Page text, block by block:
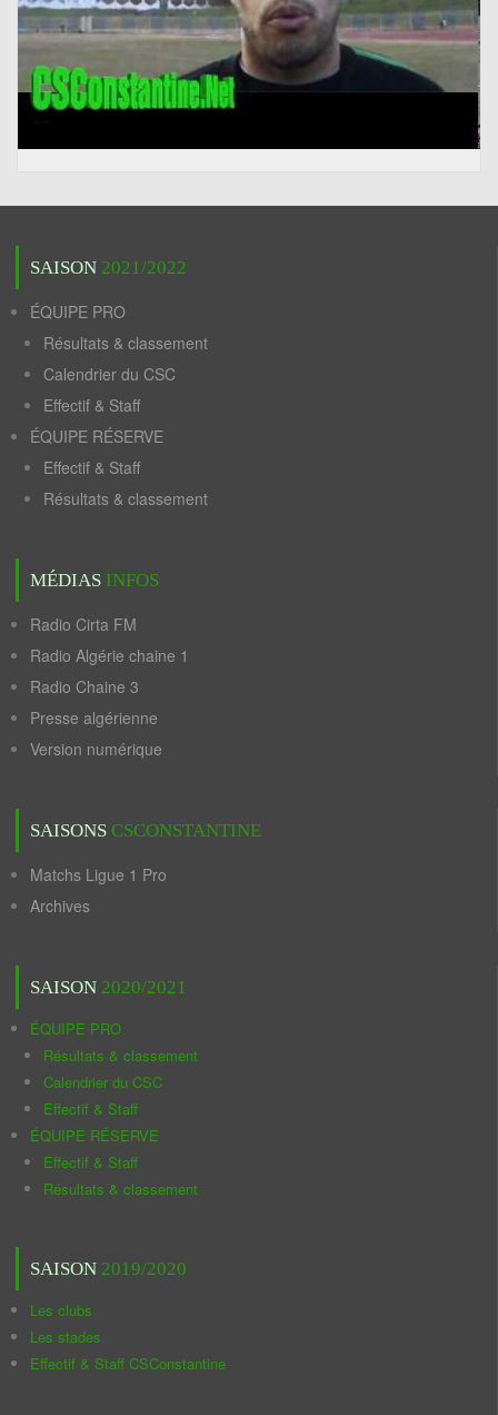
SAISON 2021/2022
ÉQUIPE PRO
Résultats & classement
Calendrier du CSC
Effectif & Staff
ÉQUIPE RÉSERVE
Effectif & Staff
Résultats & classement
MÉDIAS INFOS
Radio Cirta FM
Radio Algérie chaine 1
Radio Chaine 3
Presse algérienne
Version numérique
SAISONS CSCONSTANTINE
Matchs Ligue 1 Pro
Archives
SAISON 2020/2021
ÉQUIPE PRO
Résultats & classement
Calendrier du CSC
Effectif & Staff
ÉQUIPE RÉSERVE
Effectif & Staff
Résultats & classement
SAISON 2019/2020
Les clubs
Les stades
Effectif & Staff CSConstantine